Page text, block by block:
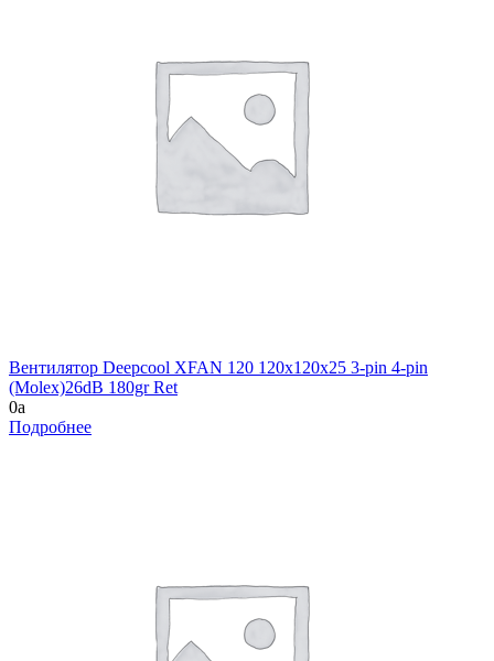
Вентилятор Deepcool XFAN 120 120x120x25 3-pin 4-pin
(Molex)26dB 180gr Ret
0a
Подробнее